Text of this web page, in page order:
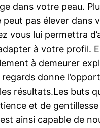
dans votre peau.
pas élever dans
vous lui permettra
à votre profil.
à demeurer
donne
résultats.Les buts
et de gentillesse
ainsi capable de